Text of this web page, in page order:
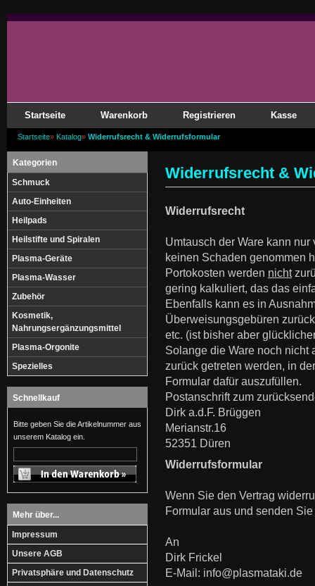
Startseite Warenkorb Registrieren Kasse
Startseite» Katalog» Widerrufsrecht & Widerrufsformular
Kategorien
Schmuck
Auto-Einheiten
Heilpads
Heilstifte und Spiralen
Plasma-Geräte
Plasma-Wasser
Zubehör
Kosmetik,
Nahrungsergänzungsmittel
Plasma-Orgonite
Spezielles
Schnellkauf
Bitte geben Sie die Artikelnummer aus
unserem Katalog ein.
Mehr über...
Impressum
Unsere AGB
Privatsphäre und Datenschutz
Widerrufsrecht &
Widerrufsrecht
Umtausch der Ware kann
keinen Schaden genommen
Portokosten werden nicht
gering kalkuliert, das das
Ebenfalls kann es in
Überweisungsgebüren
etc. (ist bisher aber
Solange die Ware noch nicht
zurück getreten werden, in
Formular dafür auszufüllen.
Postanschrift zum
Dirk a.d.F. Brüggen
Merianstr.16
52351 Düren
Widerrufsformular
Wenn Sie den Vertrag
Formular aus und senden
An
Dirk Frickel
E-Mail: info@plasmataki.de